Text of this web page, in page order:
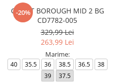
-20%
COURT BOROUGH MID 2 BG
CD7782-005
329,99 Lei
263,99 Lei
Marime:
40 35.5 36 38.5 36.5
38
39
37.5